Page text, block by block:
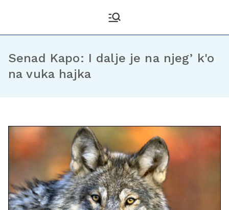
Senad Kapo: I dalje je na njeg’ k'o
na vuka hajka